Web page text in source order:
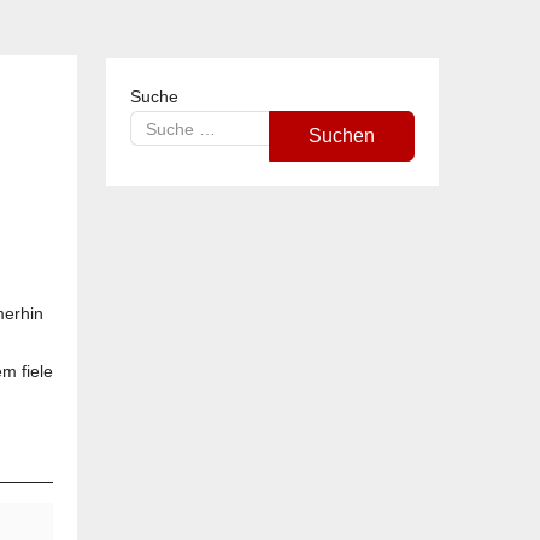
fiele
Suche
Suchen